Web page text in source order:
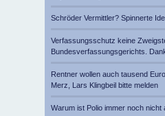
Schröder Vermittler? Spinnerte
Verfassungsschutz keine
Bundesverfassungsgerichts.
Rentner wollen auch tausend
Merz, Lars Klingbeil bitte melden
Warum ist Polio immer noch nicht